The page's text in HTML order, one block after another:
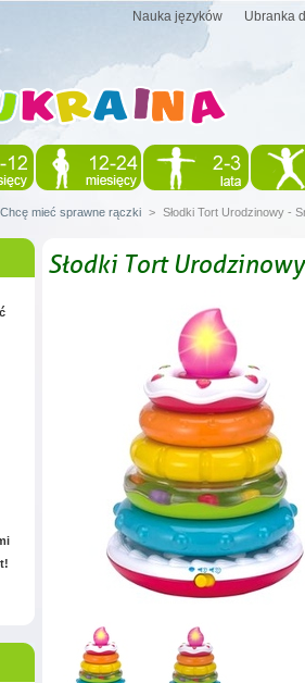
Nauka języków Ubranka
Chcę mieć sprawne rączki > Słodki Tort Urodzinowy -
Słodki Tort